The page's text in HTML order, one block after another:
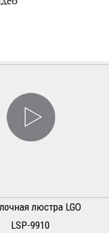
люстра LGO
LSP-9910